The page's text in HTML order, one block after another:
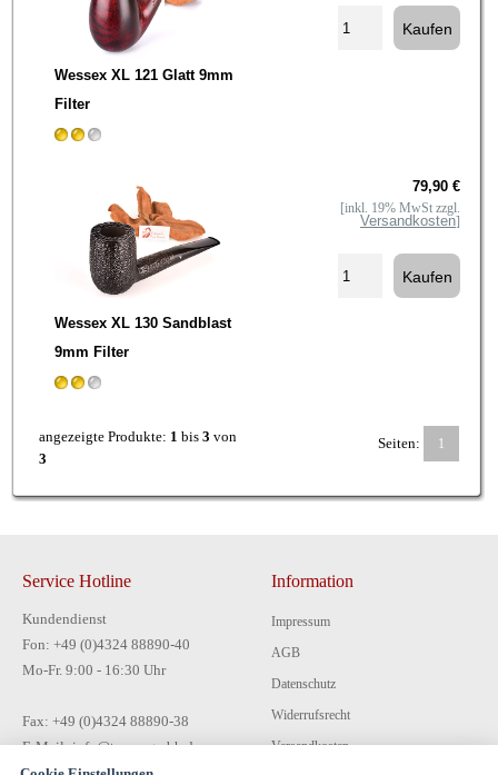
Wessex XL 121 Glatt 9mm
Filter
Wessex XL 130 Sandblast
9mm Filter
79,90 €
[inkl. 19% MwSt zzgl.
Versandkosten]
angezeigte Produkte: 1 bis 3 von
3
Seiten: 1
Service Hotline
Kundendienst
Fon: +49 (0)4324 88890-40
Mo-Fr. 9:00 - 16:30 Uhr
Fax: +49 (0)4324 88890-38
E-Mail: info@tecon-gmbh.de
Information
Impressum
AGB
Datenschutz
Widerrufsrecht
Versandkosten